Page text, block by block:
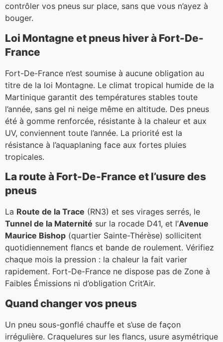
contrôler vos pneus sur place, sans que vous n’ayez à
bouger.
Loi Montagne et pneus hiver à Fort-De-
France
Fort-De-France n’est soumise à aucune obligation au
titre de la loi Montagne. Le climat tropical humide de la
Martinique garantit des températures stables toute
l’année, sans gel ni neige même en altitude. Des pneus
été à gomme renforcée, résistante à la chaleur et aux
UV, conviennent toute l’année. La priorité est la
résistance à l’aquaplaning face aux fortes pluies
tropicales.
La route à Fort-De-France et l’usure des
pneus
La Route de la Trace (RN3) et ses virages serrés, le
Tunnel de la Maternité sur la rocade D41, et l’Avenue
Maurice Bishop (quartier Sainte-Thérèse) sollicitent
quotidiennement flancs et bande de roulement. Vérifiez
chaque mois la pression : la chaleur la fait varier
rapidement. Fort-De-France ne dispose pas de Zone à
Faibles Émissions ni d’obligation Crit’Air.
Quand changer vos pneus
Un pneu sous-gonflé chauffe et s’use de façon
irrégulière. Craquelures sur les flancs, usure asymétrique